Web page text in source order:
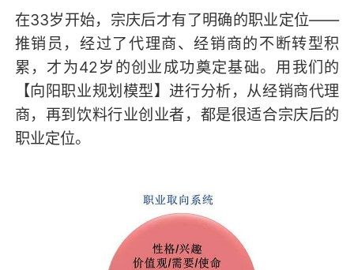
在33岁开始，宗庆后才有了明确的职业定位——
推销员，经过了代理商、经销商的不断转型积
累，才为42岁的创业成功奠定基础。用我们的
【向阳职业规划模型】进行分析，从经销商代理
商，再到饮料行业创业者，都是很适合宗庆后的
职业定位。